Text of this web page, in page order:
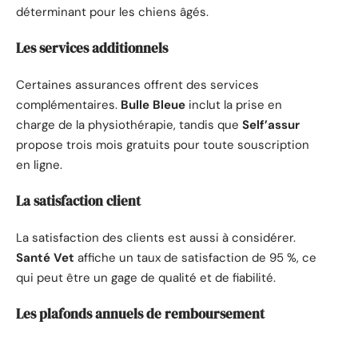
déterminant pour les chiens âgés.
Les services additionnels
Certaines assurances offrent des services
complémentaires. Bulle Bleue inclut la prise en
charge de la physiothérapie, tandis que Self’assur
propose trois mois gratuits pour toute souscription
en ligne.
La satisfaction client
La satisfaction des clients est aussi à considérer.
Santé Vet affiche un taux de satisfaction de 95 %, ce
qui peut être un gage de qualité et de fiabilité.
Les plafonds annuels de remboursement